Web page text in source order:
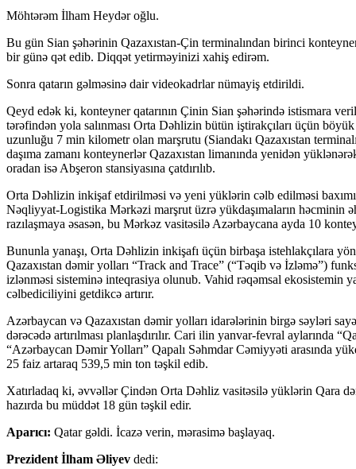
Möhtərəm İlham Heydər oğlu.
Bu gün Sian şəhərinin Qazaxıstan-Çin terminalından birinci
bir günə qət edib. Diqqət yetirməyinizi xahiş edirəm.
Sonra qatarın gəlməsinə dair videokadrlar nümayiş etdirildi.
Qeyd edək ki, konteyner qatarının Çinin Sian şəhərində istismara
tərəfindən yola salınması Orta Dəhlizin bütün iştirakçıları üçün
uzunluğu 7 min kilometr olan marşrutu (Siandakı Qazaxıstan
daşıma zamanı konteynerlər Qazaxıstan limanında yenidən
oradan isə Abşeron stansiyasına çatdırılıb.
Orta Dəhlizin inkişaf etdirilməsi və yeni yüklərin cəlb edilməsi
Nəqliyyat-Logistika Mərkəzi marşrut üzrə yükdaşımaların həcminin
razılaşmaya əsasən, bu Mərkəz vasitəsilə Azərbaycana ayda 10
Bununla yanaşı, Orta Dəhlizin inkişafı üçün birbaşa istehlakçılara
Qazaxıstan dəmir yolları “Track and Trace” (“Təqib və İzləmə”)
izlənməsi sisteminə inteqrasiya olunub. Vahid rəqəmsal ekosistemin
cəlbediciliyini getdikcə artırır.
Azərbaycan və Qazaxıstan dəmir yolları idarələrinin birgə səyləri
dərəcədə artırılması planlaşdırılır. Cari ilin yanvar-fevral aylarında
“Azərbaycan Dəmir Yolları” Qapalı Səhmdar Cəmiyyəti arasında
25 faiz artaraq 539,5 min ton təşkil edib.
Xatırladaq ki, əvvəllər Çindən Orta Dəhliz vasitəsilə yüklərin Qara
hazırda bu müddət 18 gün təşkil edir.
Aparıcı: Qatar gəldi. İcazə verin, mərasimə başlayaq.
Prezident İlham Əliyev dedi: